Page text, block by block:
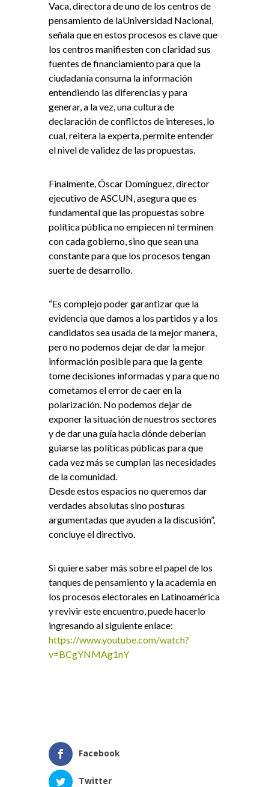
Vaca, directora de uno de los centros de
pensamiento de laUniversidad Nacional,
señala que en estos procesos es clave que
los centros manifiesten con claridad sus
fuentes de financiamiento para que la
ciudadanía consuma la información
entendiendo las diferencias y para
generar, a la vez, una cultura de
declaración de conflictos de intereses, lo
cual, reitera la experta, permite entender
el nivel de validez de las propuestas.
Finalmente, Óscar Domínguez, director
ejecutivo de ASCUN, asegura que es
fundamental que las propuestas sobre
política pública no empiecen ni terminen
con cada gobierno, sino que sean una
constante para que los procesos tengan
suerte de desarrollo.
“Es complejo poder garantizar que la
evidencia que damos a los partidos y a los
candidatos sea usada de la mejor manera,
pero no podemos dejar de dar la mejor
información posible para que la gente
tome decisiones informadas y para que no
cometamos el error de caer en la
polarización. No podemos dejar de
exponer la situación de nuestros sectores
y de dar una guía hacia dónde deberían
guiarse las políticas públicas para que
cada vez más se cumplan las necesidades
de la comunidad.
Desde estos espacios no queremos dar
verdades absolutas sino posturas
argumentadas que ayuden a la discusión”,
concluye el directivo.
Si quiere saber más sobre el papel de los
tanques de pensamiento y la academia en
los procesos electorales en Latinoamérica
y revivir este encuentro, puede hacerlo
ingresando al siguiente enlace:
https://www.youtube.com/watch?
v=BCgYNMAg1nY
Facebook
Twitter